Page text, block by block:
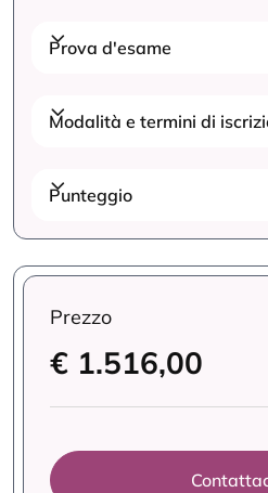
Prova d'esame
Modalità e termini di
Punteggio
Prezzo
€ 1.516,00